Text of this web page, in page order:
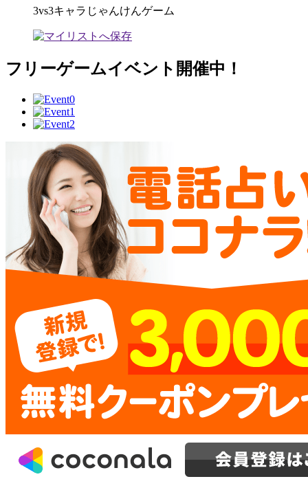
3vs3キャラじゃんけんゲーム
フリーゲームイベント開催中！